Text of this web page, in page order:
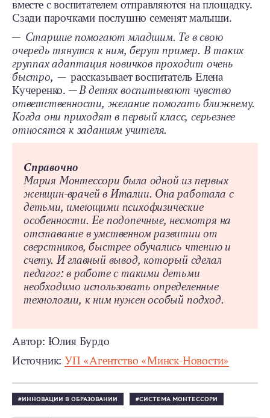
вместе с воспитателем отправляются на площадку.
Сзади парочками послушно семенят малыши.
— Старшие помогают младшим. Те в свою
очередь тянутся к ним, берут пример. В таких
группах адаптация новичков проходит очень
быстро, — рассказывает воспитатель Елена
Кучеренко.—В детях воспитывают чувство
ответственности, желание помогать ближнему.
Когда они приходят в первый класс, серьезнее
относятся к заданиям учителя.
Справочно
Мария Монтессори была одной из первых
женщин-врачей в Италии. Она работала с
детьми, имеющими психофизические
особенности. Ее подопечные, несмотря на
отставание в умственном развитии от
сверстников, быстрее обучались чтению и
счету. И главный вывод, который сделал
педагог: в работе с такими детьми
необходимо использовать определенные
технологии, к ним нужен особый подход.
Автор: Юлия Бурдо
Источник:УП «Агентство «Минск-Новости»
ИННОВАЦИИ В ОБРАЗОВАНИИ СИСТЕМА МОНТЕССОРИ